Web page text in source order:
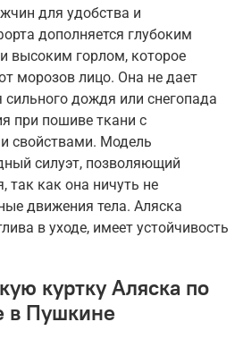
для удобства и
дополняется глубоким
высоким горлом, которое
морозов лицо. Она не дает
дождя или снегопада
при пошиве ткани с
свойствами. Модель
силуэт, позволяющий
так как она ничуть не
движения тела. Аляска
в уходе, имеет устойчивость
куртку Аляска по
в Пушкине